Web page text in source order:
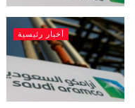
أخبار رئيسية